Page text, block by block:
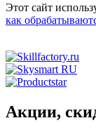
Этот сайт
как
Акции,